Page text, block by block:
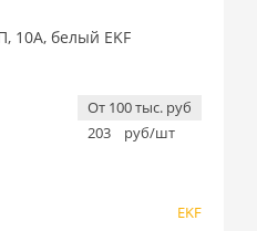
10А, белый EKF
От 100 тыс. руб
203
руб/шт
EKF